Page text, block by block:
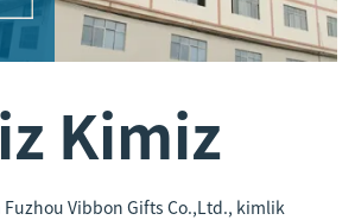
Kimiz
Fuzhou Vibbon Gifts Co.,Ltd., kimlik